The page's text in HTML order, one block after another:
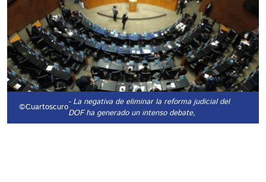
©Cuartoscuro- La negativa de eliminar la reforma judicial del
DOF ha generado un intenso debate,